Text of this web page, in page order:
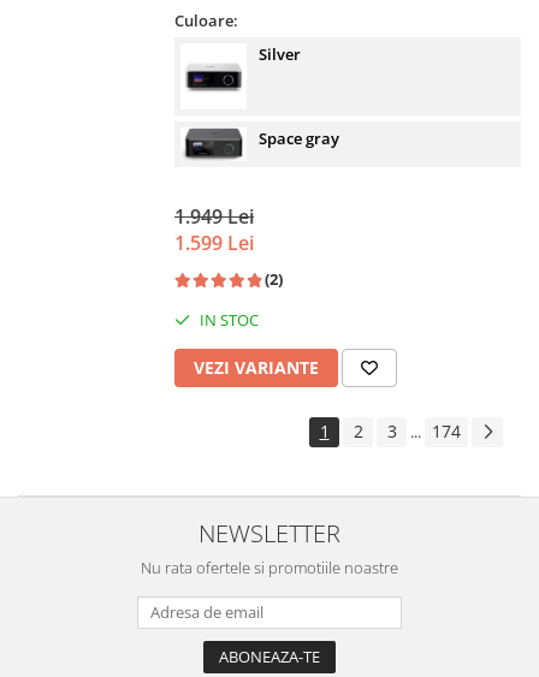
Culoare:
Silver
Space gray
1.949 Lei
1.599 Lei
(2)
IN STOC
VEZI VARIANTE
1 2 3 ... 174
NEWSLETTER
Nu rata ofertele si promotiile noastre